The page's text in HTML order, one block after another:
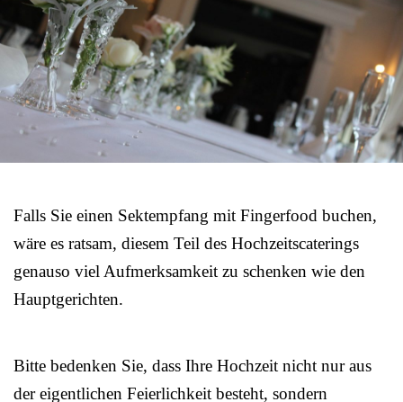
Falls Sie einen Sektempfang mit Fingerfood buchen,
wäre es ratsam, diesem Teil des Hochzeitscaterings
genauso viel Aufmerksamkeit zu schenken wie den
Hauptgerichten.
Bitte bedenken Sie, dass Ihre Hochzeit nicht nur aus
der eigentlichen Feierlichkeit besteht, sondern